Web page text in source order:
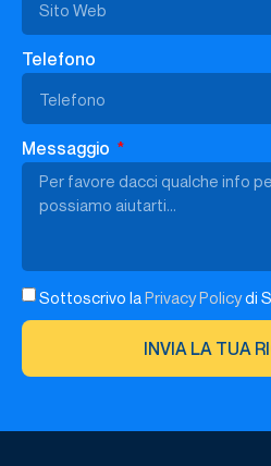
Telefono
Messaggio
Sottoscrivo laPrivacy Policydi
INVIA LA TUA